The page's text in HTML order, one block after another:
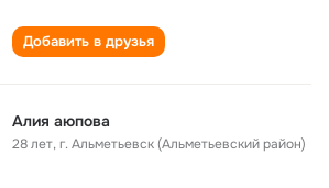
Добавить в друзья
Алия аюпова
28 лет,г. Альметьевск (Альметьевский район)